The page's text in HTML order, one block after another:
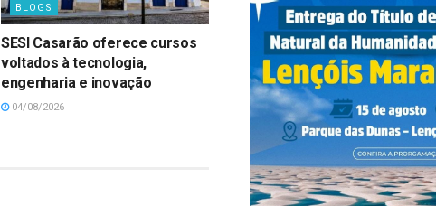
BLOGS
SESI Casarão oferece cursos
voltados à tecnologia,
engenharia e inovação
04/08/2026